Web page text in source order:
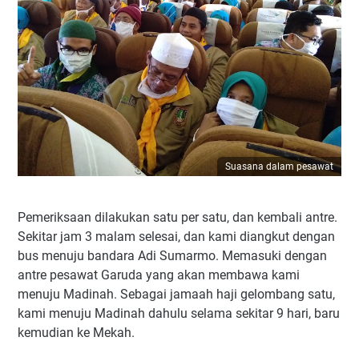
Suasana dalam pesawat
Pemeriksaan dilakukan satu per satu, dan kembali antre.
Sekitar jam 3 malam selesai, dan kami diangkut dengan
bus menuju bandara Adi Sumarmo. Memasuki dengan
antre pesawat Garuda yang akan membawa kami
menuju Madinah. Sebagai jamaah haji gelombang satu,
kami menuju Madinah dahulu selama sekitar 9 hari, baru
kemudian ke Mekah.